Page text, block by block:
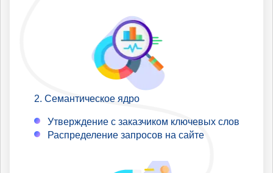
Семантическое ядро
Утверждение с заказчиком ключевых слов
Распределение запросов на сайте